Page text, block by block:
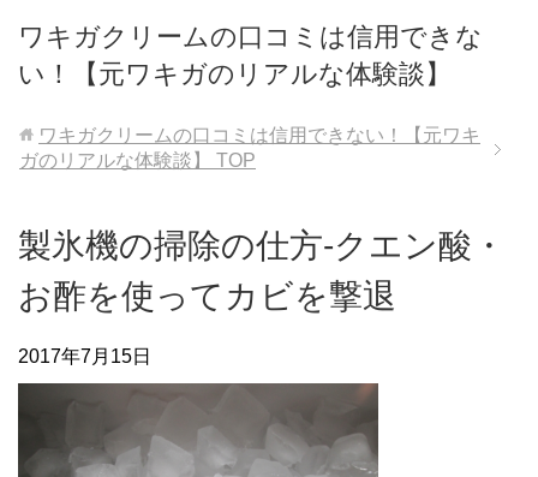
ワキガクリームの口コミは信用できな
い！【元ワキガのリアルな体験談】
ワキガクリームの口コミは信用できない！【元ワキ
ガのリアルな体験談】
TOP
製氷機の掃除の仕方-クエン酸・
お酢を使ってカビを撃退
2017年7月15日